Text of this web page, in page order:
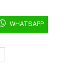
WHATSAPP